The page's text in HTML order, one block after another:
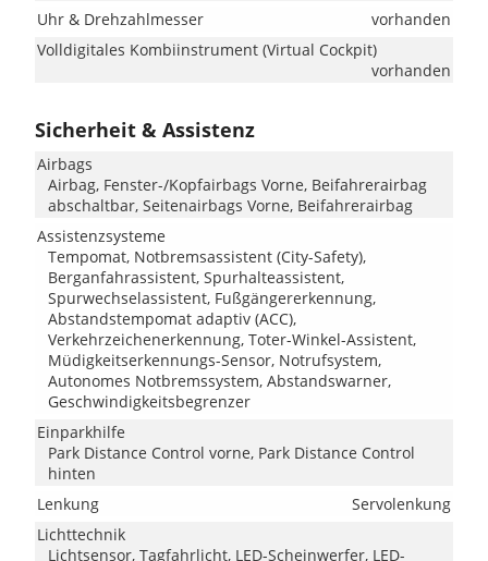
Uhr & Drehzahlmesser
vorhanden
Volldigitales Kombiinstrument (Virtual Cockpit)
vorhanden
Sicherheit & Assistenz
Airbags
Airbag, Fenster-/Kopfairbags Vorne, Beifahrerairbag
abschaltbar, Seitenairbags Vorne, Beifahrerairbag
Assistenzsysteme
Tempomat, Notbremsassistent (City-Safety),
Berganfahrassistent, Spurhalteassistent,
Spurwechselassistent, Fußgängererkennung,
Abstandstempomat adaptiv (ACC),
Verkehrzeichenerkennung, Toter-Winkel-Assistent,
Müdigkeitserkennungs-Sensor, Notrufsystem,
Autonomes Notbremssystem, Abstandswarner,
Geschwindigkeitsbegrenzer
Einparkhilfe
Park Distance Control vorne, Park Distance Control
hinten
Lenkung
Servolenkung
Lichttechnik
Lichtsensor, Tagfahrlicht, LED-Scheinwerfer, LED-